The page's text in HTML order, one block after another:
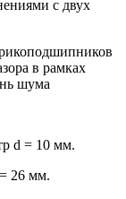
с двух
в рамках
шума
d = 10 мм.
26 мм.